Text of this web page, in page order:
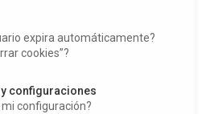
expira automáticamente?
cookies”?
configuraciones
configuración?